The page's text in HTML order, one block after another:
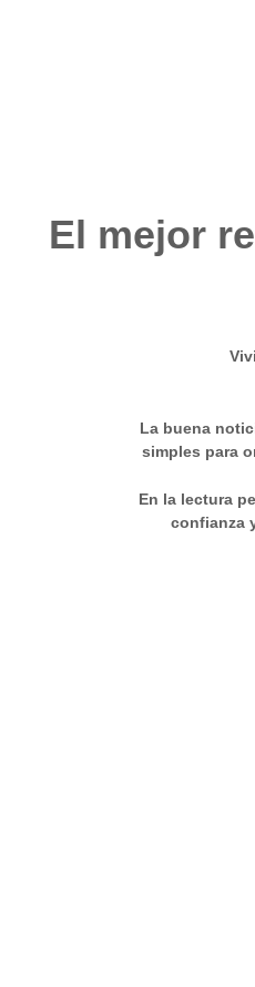
El mejor
La buena
simples para
En la lectura
confianza